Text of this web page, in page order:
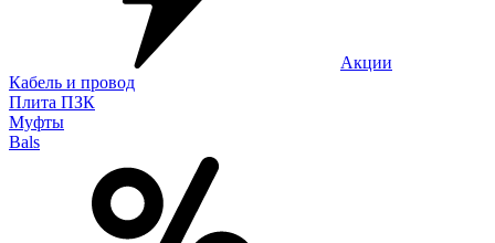
Акции
Кабель и провод
Плита ПЗК
Муфты
Bals